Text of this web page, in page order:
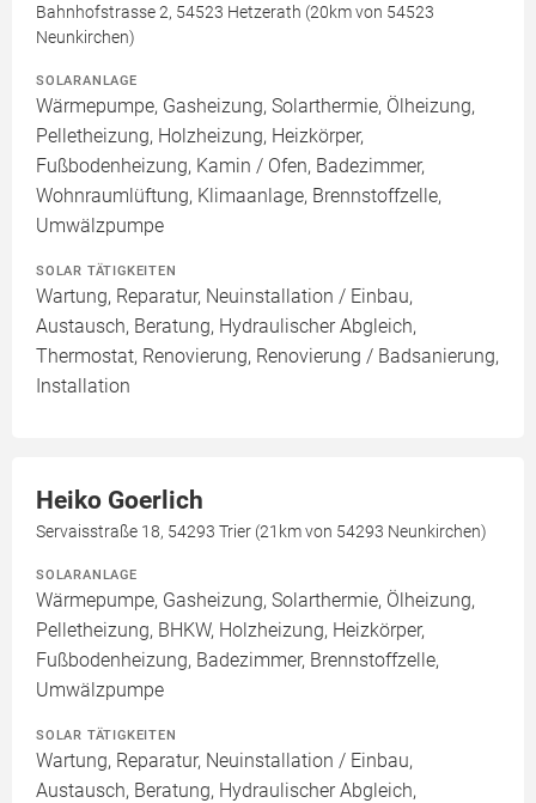
Bahnhofstrasse 2, 54523 Hetzerath (20km von 54523
Neunkirchen)
SOLARANLAGE
Wärmepumpe, Gasheizung, Solarthermie, Ölheizung,
Pelletheizung, Holzheizung, Heizkörper,
Fußbodenheizung, Kamin / Ofen, Badezimmer,
Wohnraumlüftung, Klimaanlage, Brennstoffzelle,
Umwälzpumpe
SOLAR TÄTIGKEITEN
Wartung, Reparatur, Neuinstallation / Einbau,
Austausch, Beratung, Hydraulischer Abgleich,
Thermostat, Renovierung, Renovierung / Badsanierung,
Installation
Heiko Goerlich
Servaisstraße 18, 54293 Trier (21km von 54293 Neunkirchen)
SOLARANLAGE
Wärmepumpe, Gasheizung, Solarthermie, Ölheizung,
Pelletheizung, BHKW, Holzheizung, Heizkörper,
Fußbodenheizung, Badezimmer, Brennstoffzelle,
Umwälzpumpe
SOLAR TÄTIGKEITEN
Wartung, Reparatur, Neuinstallation / Einbau,
Austausch, Beratung, Hydraulischer Abgleich,